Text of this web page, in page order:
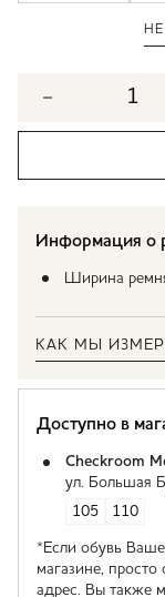
Информация о
Ширина
КАК МЫ
Доступно в
Checkroom
ул. Большая
105
110
*Если обувь
магазине,
адрес. Вы также